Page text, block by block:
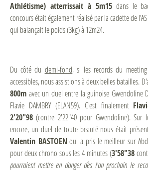
Athlétisme) atterrissait à 5m15dans le
concours était également réalisé par la cadette de
qui balançait le poids (3kg) à 12m24.
Du côté du demi-fond, si les records du
accessibles, nous assistions à deux belles batailles.
800m avec un duel entre la guinoise Gwendoline
Flavie DAMBRY (ELAN59). C'est finalement
2'20"98 (contre 2'22"40 pour Gwendoline). Sur
encore, un duel de toute beauté nous était
Valentin BASTOEN qui a pris le meilleur sur
pour deux chrono sous les 4 minutes (3'58"38
pourraient mettre en danger dès l'an prochain le